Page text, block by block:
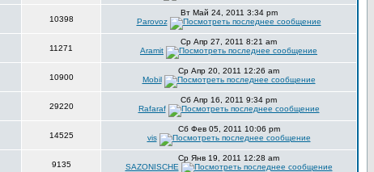
10398
Вт Май 24, 2011 3:34 pm
Parovoz
11271
Ср Апр 27, 2011 8:21 am
Aramit
10900
Ср Апр 20, 2011 12:26 am
Mobil
29220
Сб Апр 16, 2011 9:34 pm
Rafaraf
14525
Сб Фев 05, 2011 10:06 pm
vis
9135
Ср Янв 19, 2011 12:28 am
SAZONISCHE